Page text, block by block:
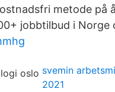
metode på
jobbtilbud i Norge
svemin
2021